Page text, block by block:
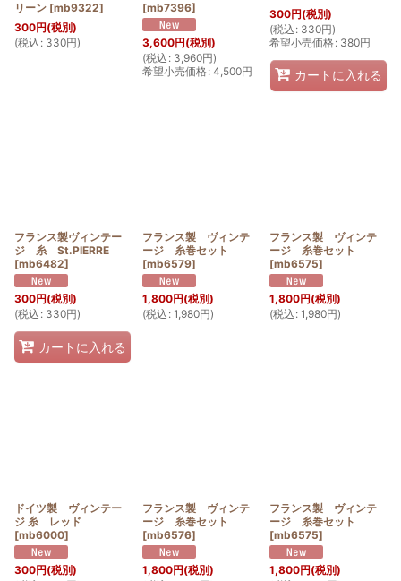
リーン [mb9322]
300円(税別)
(税込 : 330円)
[mb7396]
3,600円(税別)
(税込 : 3,960円)
希望小売価格: 4,500円
300円(税別)
(税込 : 330円)
希望小売価格: 380円
カートに入れる
フランス製ヴィンテー
ジ 糸 St.PIERRE
[mb6482]
300円(税別)
(税込 : 330円)
カートに入れる
フランス製 ヴィンテ
ージ 糸巻セット
[mb6579]
1,800円(税別)
(税込 : 1,980円)
フランス製 ヴィンテ
ージ 糸巻セット
[mb6575]
1,800円(税別)
(税込 : 1,980円)
ドイツ製 ヴィンテー
ジ 糸 レッド
[mb6000]
300円(税別)
フランス製 ヴィンテ
ージ 糸巻セット
[mb6576]
1,800円(税別)
フランス製 ヴィンテ
ージ 糸巻セット
[mb6575]
1,800円(税別)